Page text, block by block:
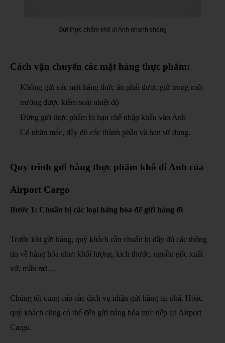
Gửi thực phẩm khô đi Anh nhanh chóng
Cách vận chuyển các mặt hàng thực phẩm:
Không gửi các mặt hàng thức ăn phải được giữ trong môi
trường được kiểm soát nhiệt độ
Đừng gửi thực phẩm bị hạn chế nhập khẩu vào Anh
Có nhãn mác, đầy đủ các thành phần và hạn sử dụng.
Quy trình gửi hàng thực phẩm khô đi Anh của
Airport Cargo
Bước 1: Chuẩn bị các loại hàng hóa để gửi hàng đi
Trước khi gửi hàng, quý khách cần chuẩn bị đầy đủ các thông
tin về hàng hóa như: khối lượng, kích thước, nguồn gốc xuất
xứ, mẫu mã…
Chúng tôi cung cấp các dịch vụ nhận gửi hàng tại nhà. Hoặc
quý khách cũng có thể đến gửi hàng hóa trực tiếp tại Airport
Cargo.